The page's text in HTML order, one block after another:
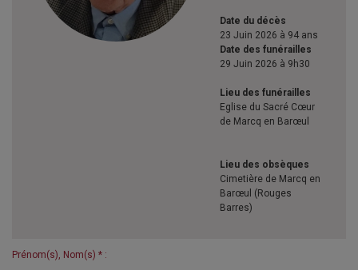
Date du décès
23 Juin 2026 à 94 ans
Date des funérailles
29 Juin 2026 à 9h30
Lieu des funérailles
Eglise du Sacré Cœur
de Marcq en Barœul
Lieu des obsèques
Cimetière de Marcq en
Barœul (Rouges
Barres)
Prénom(s), Nom(s) * :